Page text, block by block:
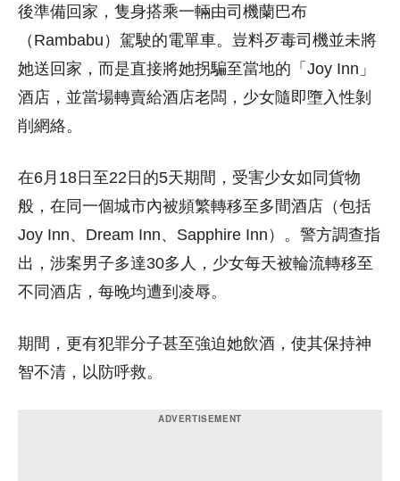
後準備回家，隻身搭乘一輛由司機蘭巴布
（Rambabu）駕駛的電單車。豈料歹毒司機並未將
她送回家，而是直接將她拐騙至當地的「Joy Inn」
酒店，並當場轉賣給酒店老闆，少女隨即墮入性剝
削網絡。
在6月18日至22日的5天期間，受害少女如同貨物
般，在同一個城市內被頻繁轉移至多間酒店（包括
Joy Inn、Dream Inn、Sapphire Inn）。警方調查指
出，涉案男子多達30多人，少女每天被輪流轉移至
不同酒店，每晚均遭到凌辱。
期間，更有犯罪分子甚至強迫她飲酒，使其保持神
智不清，以防呼救。